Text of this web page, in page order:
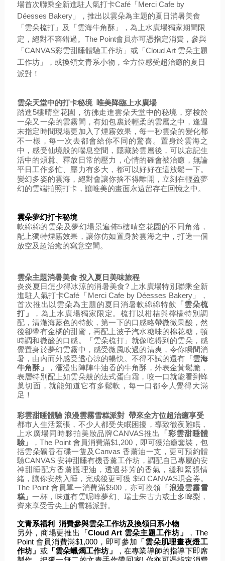
場首次聯乘全新進駐人氣打卡Café「Merci Cafe by
Déesses Bakery」，推出以雲朵為主題的夏日消暑美食
「雲朵梳打」及「雲海牛角酥」，為上水廣場獨家期間限
定，絕對不容錯過。The Point會員亦可憑指定消費，參與
「CANVAS彩雲甜睡體驗工作坊」或「Cloud Art 雲朵主題
工作坊」，或換領文青系小物，全方位感受超治癒的夏日
派對！
雲朵天堂中的打卡秘境 唯美降臨上水廣場
踏進5樓晴空花園，彷彿走進雲朵天堂中的秘境，穿梭於
一朵又一朵的雲霧間，有如包裹於輕柔的雲層之中，逢週
末指定時間現場更加入了煙霧效果，每一秒雲朵的變化都
不一樣，每一次去都會給你不同的驚喜。置身於雲海之
中，感受仙境般的喘息空間，隱藏於雲層後，可以忘記生
活中的煩囂、釋放日常的壓力，心情的確會被治癒，無論
平日工作多忙、壓力有多大，都可以好好在這放鬆一下。
變幻多姿的雲海，絕對會讓你捨不得離開，立刻在輕盈夢
幻的雲端拍照打卡，讓唯美的畫面永遠留存在回憶之中。
雲朵夢幻打卡秘境
軟綿綿的雲朵及夢幻場景遍佈5樓晴空花園的不同角落，
配上獨特煙霧效果，讓你仿如置身於雲海之中，打造一個
放空及超治癒的寫意空間。
雲朵主題消暑美食 投入夏日美味旅程
炎炎夏日怎少得冰涼的消暑美食? 上水廣場特別聯乘全新
進駐人氣打卡Café「Merci Cafe by Déesses Bakery」，
首次推出以雲朵為主題的夏日消暑軟綿綿特飲 「雲朵梳
打」
，為上水廣場獨家限定。梳打以柑桔與檸檬特別調
配，清澈海藍色的特飲，第一下的口感略帶微微果酸，然
後卻帶有金橘的甜蜜，再配上波子汽水糖味的棉花糖，頓
時調和微酸的口感。「雲朵梳打」就像吃得到的雲朵，感
覺置身於夢幻雲霧中，感受微風吹過的清爽，令你瞬間消
暑，由內而外感受透心涼的暢快。不得不試的還有 「雲海
牛角酥」
，瀰漫出陣陣牛油香的牛角酥，外表金黃鬆脆，
表層特別配上如雲朵般的法式蛋白霜，咬一口就能看到蜂
巢切面，就能知道它有多鬆軟，每一口都令人覺得大滿
足！
彩雲甜睡體驗 浪漫雲霧雪糕派對 帶來全方位超治癒享受
都市人生活緊張，不少人都受失眠困擾，導致徹夜難眠，
上水廣場同時夥拍美妝品牌CANVAS推出
「彩雲甜睡體
驗」
，The Point 會員消費滿$1,200，即可獲治癒套裝，包
括雲朵礦香石碟一隻及Canvas 香薰油一支，更可預約體
驗CANVAS 安神甜睡有機香薰工作坊，調配自己專屬的安
神甜睡配方香薰護理油，透過芬芳的香氣，緩和緊張情
緒，讓你安然入睡，完成後更可獲 $50 CANVAS現金券。
The Point 會員單一消費滿$500，亦可換領 「浪漫雲霧雪
糕」一杯，味道有雲呢嗱夢幻、瑞士朱古力或士多啤梨，
齊來享受舌尖上的雪糕派對。
文青系福利  消費參與雲朵工作坊及換領日系小物
另外，商場更推出
「Cloud Art 雲朵主題工作坊」
，The
Point 會員消費滿$1,000，即可參加 「雲朵肌理畫夜燈工
作坊」 或「雲朵蠟燭工作坊」
，在專業導師的指導下即席